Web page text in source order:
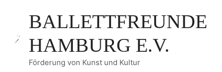
springenBALLETTFREUNDE
HAMBURG E.V.
Förderung von Kunst und Kultur